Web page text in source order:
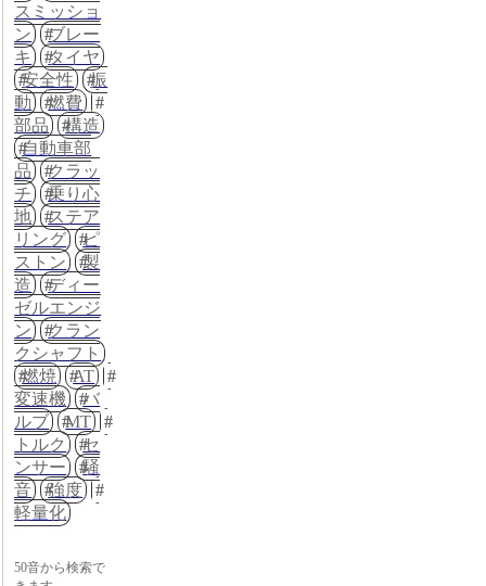
スミッショ
ン
ブレー
キ
タイヤ
安全性
振
動
燃費
部品
構造
自動車部
品
クラッ
チ
乗り心
地
ステア
リング
ピ
ストン
製
造
ディー
ゼルエンジ
ン
クラン
クシャフト
燃焼
AT
変速機
バ
ルブ
MT
トルク
セ
ンサー
騒
音
強度
軽量化
50音から検索で